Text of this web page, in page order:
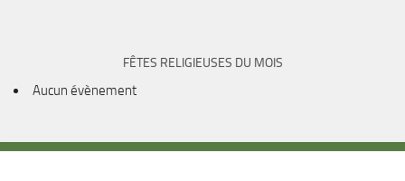
FÊTES RELIGIEUSES DU MOIS
Aucun évènement